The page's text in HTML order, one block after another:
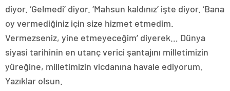
diyor. ‘Gelmedi’ diyor. ‘Mahsun kaldınız’ işte diyor. ‘Bana
oy vermediğiniz için size hizmet etmedim.
Vermezseniz, yine etmeyeceğim’ diyerek… Dünya
siyasi tarihinin en utanç verici şantajını milletimizin
yüreğine, milletimizin vicdanına havale ediyorum.
Yazıklar olsun.